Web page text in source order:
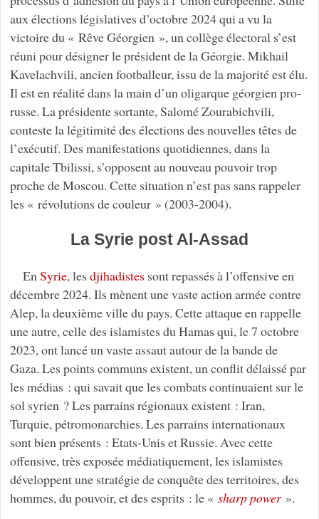
aux élections législatives d’octobre 2024 qui a vu la
victoire du « Rêve Géorgien », un collège électoral s’est
réuni pour désigner le président de la Géorgie. Mikhail
Kavelachvili, ancien footballeur, issu de la majorité est élu.
Il est en réalité dans la main d’un oligarque géorgien pro-
russe. La présidente sortante, Salomé Zourabichvili,
conteste la légitimité des élections des nouvelles têtes de
l’exécutif. Des manifestations quotidiennes, dans la
capitale Tbilissi, s’opposent au nouveau pouvoir trop
proche de Moscou. Cette situation n’est pas sans rappeler
les « révolutions de couleur » (2003-2004).
La Syrie post Al-Assad
En Syrie, les djihadistessont repassés à l’offensive en
décembre 2024. Ils mènent une vaste action armée contre
Alep, la deuxième ville du pays. Cette attaque en rappelle
une autre, celle des islamistes du Hamas qui, le 7 octobre
2023, ont lancé un vaste assaut autour de la bande de
Gaza. Les points communs existent, un conflit délaissé par
les médias : qui savait que les combats continuaient sur le
sol syrien ? Les parrains régionaux existent : Iran,
Turquie, pétromonarchies. Les parrains internationaux
sont bien présents : Etats-Unis et Russie. Avec cette
offensive, très exposée médiatiquement, les islamistes
développent une stratégie de conquête des territoires, des
hommes, du pouvoir, et des esprits : le « sharp power».